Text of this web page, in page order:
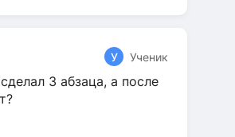
У Ученик
3 абзаца, а после